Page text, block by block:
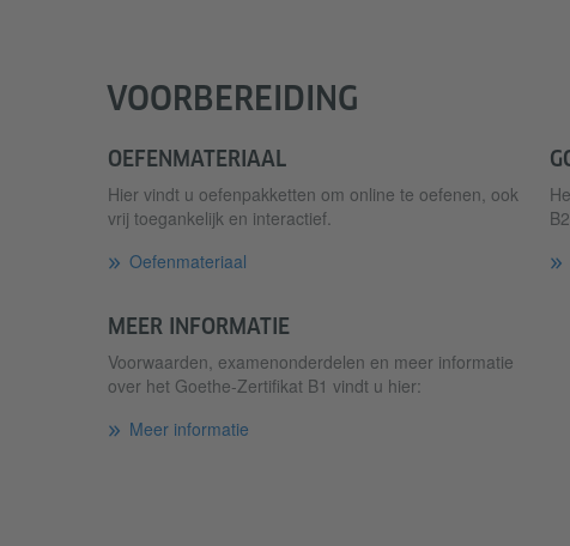
VOORBEREIDING
OEFENMATERIAAL
Hier vindt u oefenpakketten om online te oefenen, ook
vrij toegankelijk en interactief.
Oefenmateriaal
MEER INFORMATIE
Voorwaarden, examenonderdelen en meer informatie
over het Goethe-Zertifikat B1 vindt u hier:
Meer informatie